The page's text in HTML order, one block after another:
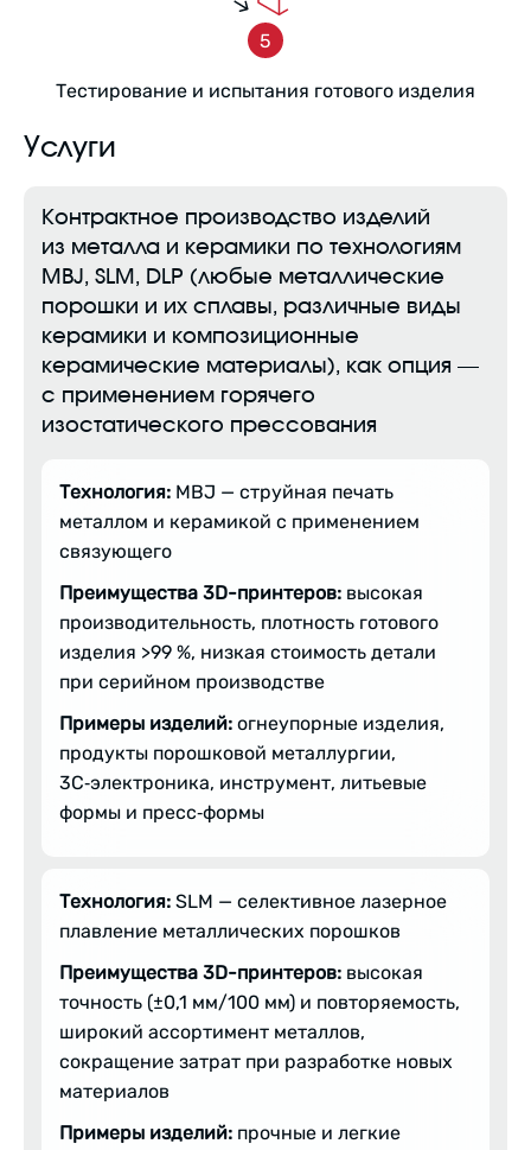
Тестирование и испытания готового изделия
Услуги
Контрактное производство изделий
из металла и керамики по технологиям
MBJ, SLM, DLP (любые металлические
порошки и их сплавы, различные виды
керамики и композиционные
керамические материалы), как опция —
с применением горячего
изостатического прессования
Технология: MBJ — струйная печать
металлом и керамикой с применением
связующего
Преимущества 3D-принтеров: высокая
производительность, плотность готового
изделия >99 %, низкая стоимость детали
при серийном производстве
Примеры изделий: огнеупорные изделия,
продукты порошковой металлургии,
3C‑электроника, инструмент, литьевые
формы и пресс‑формы
Технология: SLM — селективное лазерное
плавление металлических порошков
Преимущества 3D-принтеров: высокая
точность (±0,1 мм/100 мм) и повторяемость,
широкий ассортимент металлов,
сокращение затрат при разработке новых
материалов
Примеры изделий: прочные и легкие